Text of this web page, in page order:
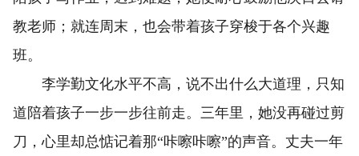
教老师；就连周末，也会带着孩子穿梭于各个兴趣
班。
李学勤文化水平不高，说不出什么大道理，只知
道陪着孩子一步一步往前走。三年里，她没再碰过剪
刀，心里却总惦记着那“咔嚓咔嚓”的声音。丈夫一年